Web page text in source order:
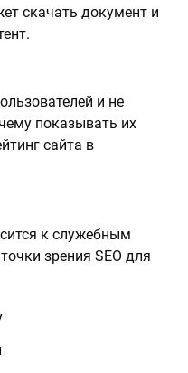
скачать документ и
и не
показывать их
сайта в
к служебным
зрения SEO для